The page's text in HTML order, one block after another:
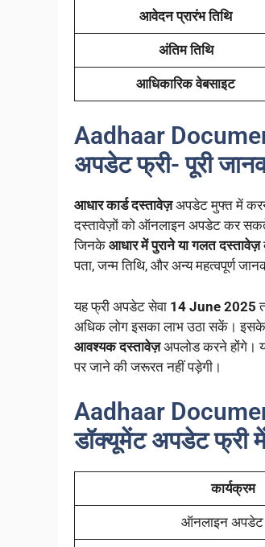
आवेदन प्रारंभ तिथि
अंतिम तिथि
आधिकारिक वेबसाइट
Aadhaar
अपडेट फ्री- पूरी
आधार कार्ड दस्तावेज़अपडेट मुफ्त में
दस्तावेज़ों को ऑनलाइन अपडेट कर सकते
जिनके आधार में पुराने या गलत दस्तावेज़
पता, जन्म तिथि, और अन्य महत्वपूर्ण
यह फ्री अपडेट सेवा 14 June 2025
अधिक लोग इसका लाभ उठा सकें। इसके
आवश्यक दस्तावेज़अपलोड करने होंगे।
पर जाने की जरूरत नहीं पड़ेगी।
Aadhaar
डॉक्यूमेंट अपडेट फ्री
कार्यक्रम
ऑनलाइन